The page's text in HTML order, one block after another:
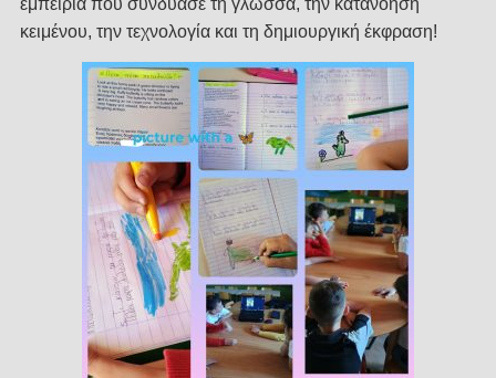
εμπειρία που συνδύασε τη γλώσσα, την κατανόηση
κειμένου, την τεχνολογία και τη δημιουργική έκφραση!